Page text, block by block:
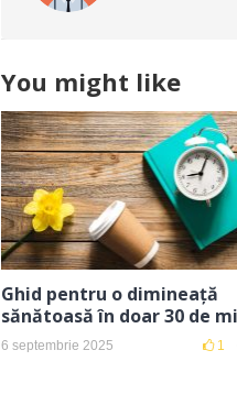
You might like
Ghid pentru o dimineață
sănătoasă în doar 30 de
6 septembrie 2025 1